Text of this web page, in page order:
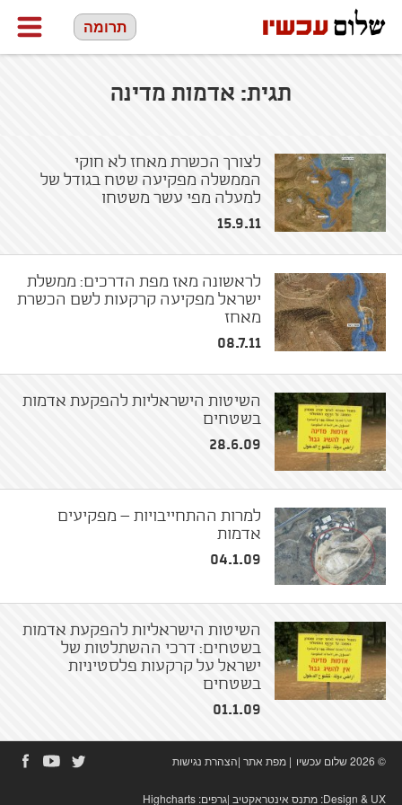
תרומה
תגית: אדמות מדינה
לצורך הכשרת מאחז לא חוקי
הממשלה מפקיעה שטח בגודל של
למעלה מפי עשר משטחו
15.9.11
לראשונה מאז מפת הדרכים: ממשלת
ישראל מפקיעה קרקעות לשם הכשרת
מאחז
08.7.11
השיטות הישראליות להפקעת אדמות
בשטחים
28.6.09
למרות ההתחייבויות – מפקיעים
אדמות
04.1.09
השיטות הישראליות להפקעת אדמות
בשטחים: דרכי ההשתלטות של
ישראל על קרקעות פלסטיניות
בשטחים
01.1.09
© 2026 שלום עכשיו | מפת אתר|הצהרת נגישות
Design & UX: מתנס אינטראקטיב|גרפים: Highcharts